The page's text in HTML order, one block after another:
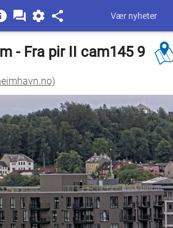
Vær nyheter
- Fra pir II cam145 9